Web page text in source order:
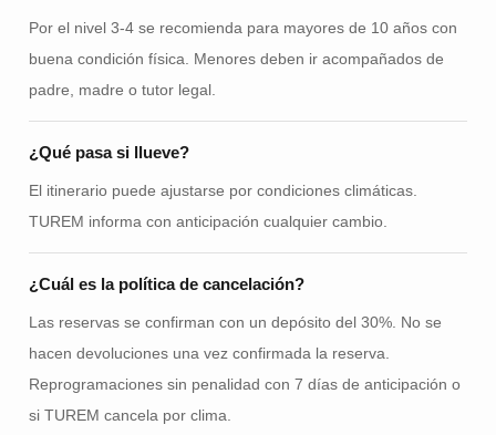
Por el nivel 3-4 se recomienda para mayores de 10 años con
buena condición física. Menores deben ir acompañados de
padre, madre o tutor legal.
¿Qué pasa si llueve?
El itinerario puede ajustarse por condiciones climáticas.
TUREM informa con anticipación cualquier cambio.
¿Cuál es la política de cancelación?
Las reservas se confirman con un depósito del 30%. No se
hacen devoluciones una vez confirmada la reserva.
Reprogramaciones sin penalidad con 7 días de anticipación o
si TUREM cancela por clima.